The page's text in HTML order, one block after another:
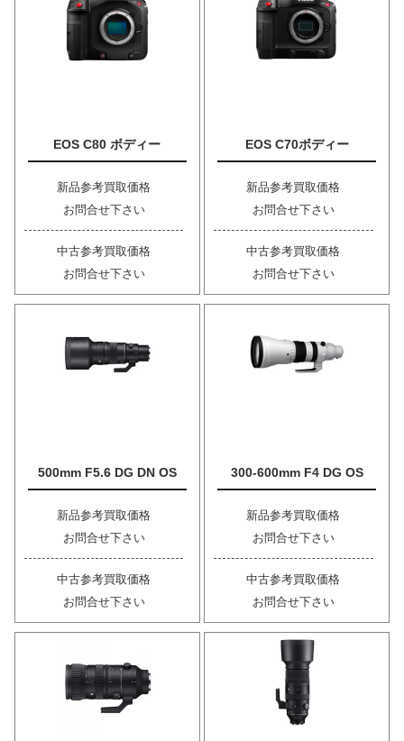
EOS C80 ボディー
新品参考買取価格
お問合せ下さい
中古参考買取価格
お問合せ下さい
EOS C70ボディー
新品参考買取価格
お問合せ下さい
中古参考買取価格
お問合せ下さい
500mm F5.6 DG DN OS
新品参考買取価格
お問合せ下さい
中古参考買取価格
お問合せ下さい
300-600mm F4 DG OS
新品参考買取価格
お問合せ下さい
中古参考買取価格
お問合せ下さい